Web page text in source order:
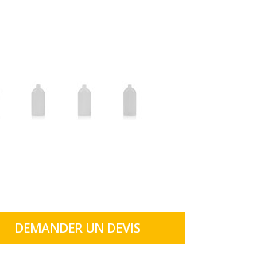
DEMANDER UN DEVIS